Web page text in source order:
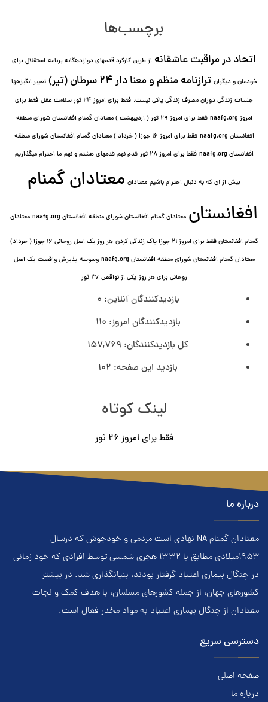
برچسب‌ها
اتحاد در مراقبت عاشقانه از طریق کارکرد قدمهای دوازده⁯گانه برنامه استقلال برای
خودمان و دیگران ترازنامه منظم و معنا دار ٢۴ سرطان (تیر)
تغییر انگیزه⁯ها
جلسات زندگی دوران مصرف زندگی پاکی نیست. فقط برای امروز 24 ثور سلامت عقل
فقط برای
امروز naafg.org
فقط برای امروز ٢٩ ثور ( اردیبهشت ) معتادان گمنام افغانستان شورای منطقه
افغانستان naafg.org
فقط برای امروز ۱۶ جوزا ( خرداد ) معتادان گمنام افغانستان شورای منطقه
افغانستان naafg.org
فقط برای امروز ۲۸ ثور قدم نهم قدمهای هشتم و نهم ما احترام میگذاریم
بیش از آن که به دنبال احترام باشیم معتادان معتادان گمنام
افغانستان معتادان گمنام افغانستان شورای منطقه افغانستان naafg.org معتادان
گمنام افغانستان فقط برای امروز ۲۱ جوزا پاک زندگی کردن
هر روز یک اصل روحانی ۱۶ جوزا ( خرداد)
معتادان گمنام افغانستان شورای منطقه افغانستان naafg.org
وسوسه پذيرش واقعیت یک اصل
روحانی برای هر روز یکی از نواقص ۲۷ ثور
بازدیدکنندگان آنلاین: 0
بازدیدکنندگان امروز: 110
کل بازدیدکنند‌گان: 157,769
بازدید این صفحه: 102
لینک کوتاه
فقط برای امروز ٢۶ ثور
درباره ما
معتادان گمنام NA نهادي است مردمي و خودجوش که درسال
۱۹۵۳ميلادي مطابق با ۱۳۳۲ هجري‌ شمسي توسط افرادي که خود زماني
در چنگال بیماری اعتياد گرفتار بودند، بنيانگذاري شد. در بيشتر
کشور‌هاي جهان، از جمله کشور‌هاي مسلمان، با هدف کمک و نجات
معتادان از چنگال بیماری اعتياد به مواد مخدر فعال است.
دسترسی سریع
صفحه اصلی
درباره ما